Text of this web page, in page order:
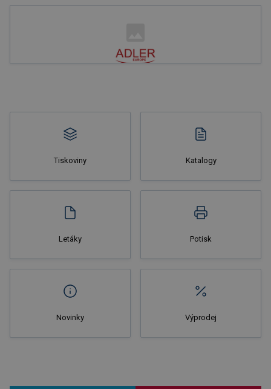
Tiskoviny Katalogy
Letáky Potisk
Novinky Výprodej